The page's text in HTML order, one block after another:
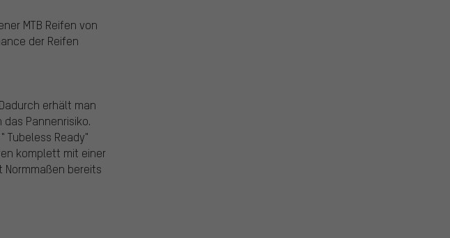
MTB Reifen von
der Reifen
erhält man
Pannenrisiko.
Tubeless Ready"
komplett mit einer
bereits